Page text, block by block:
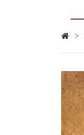
>